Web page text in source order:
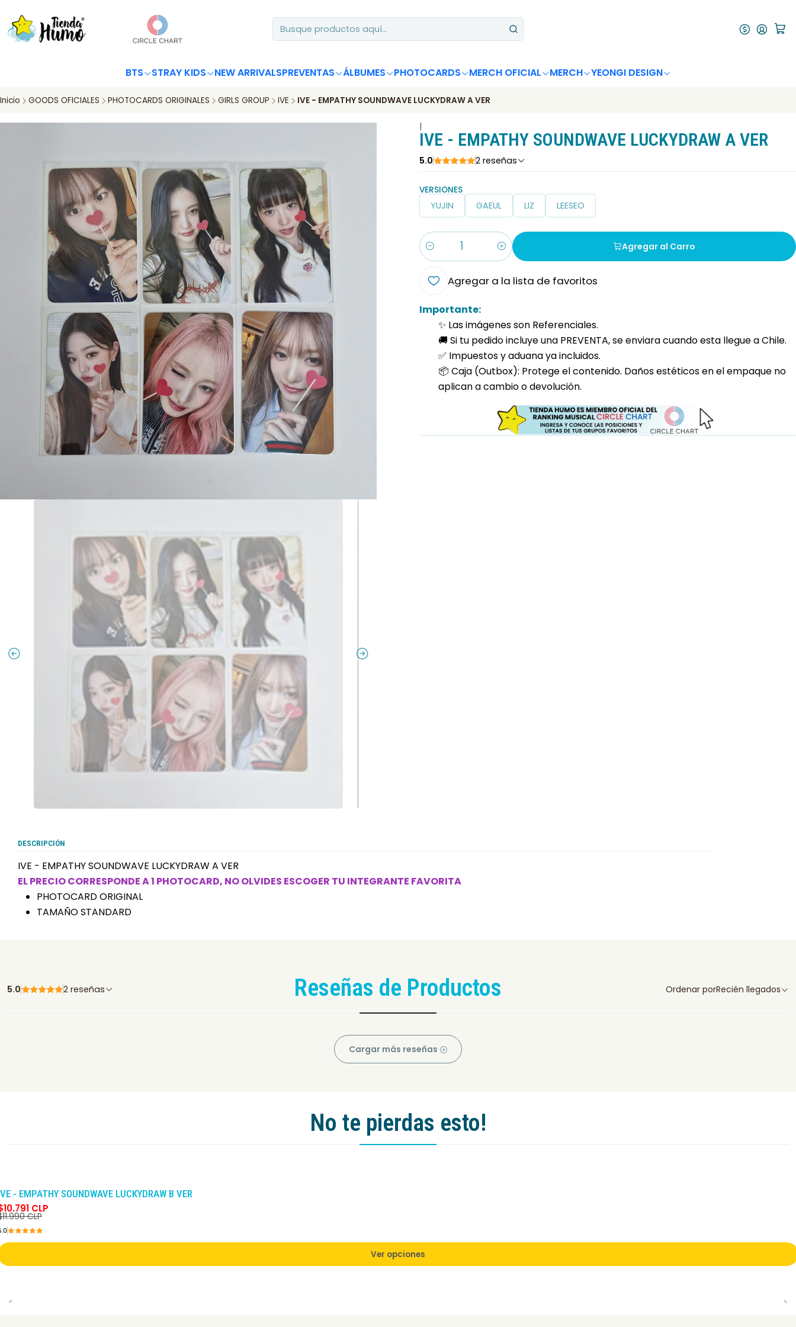
BTS STRAY KIDS NEW ARRIVALSPREVENTAS ÁLBUMES PHOTOCARDS MERCH OFICIAL MERCH YEONGI DESIGN
Inicio GOODS OFICIALES PHOTOCARDS ORIGINALES GIRLS GROUP IVE IVE - EMPATHY SOUNDWAVE LUCKYDRAW A VER
|
IVE - EMPATHY SOUNDWAVE LUCKYDRAW A VER
5.0 2 reseñas
VERSIONES
YUJIN GAEUL LIZ LEESEO
Cantidad
Agregar al Carro
Agregar a la lista de favoritos
Importante:
✨ Las imágenes son Referenciales.
🚚 Si tu pedido incluye una PREVENTA, se enviara cuando esta llegue a Chile.
✅ Impuestos y aduana ya incluidos.
📦 Caja (Outbox): Protege el contenido. Daños estéticos en el empaque no
aplican a cambio o devolución.
DESCRIPCIÓN
IVE - EMPATHY SOUNDWAVE LUCKYDRAW A VER
EL PRECIO CORRESPONDE A 1 PHOTOCARD, NO OLVIDES ESCOGER TU INTEGRANTE FAVORITA
PHOTOCARD ORIGINAL
TAMAÑO STANDARD
Reseñas de Productos
5.0 2 reseñas Ordenar porRecién llegados
Cargar más reseñas
No te pierdas esto!
- EMPATHY SOUNDWAVE LUCKYDRAW B VER
CLP
CLP
Ver opciones